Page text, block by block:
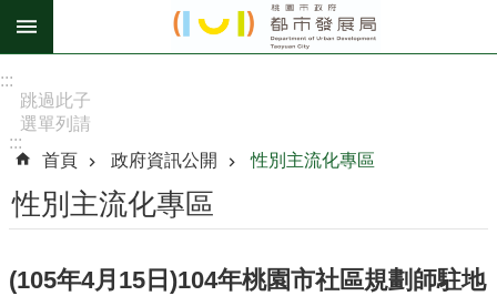
跳到主要內容區塊
階
搜
尋
息
:::
跳過此子
選單列請
[Enter]，
繼續則按
[Tab]
:::
首頁
政府資訊公開 性別主流化專區
性別主流化專區
(105年4月15日)104年桃園市社區規劃師駐地